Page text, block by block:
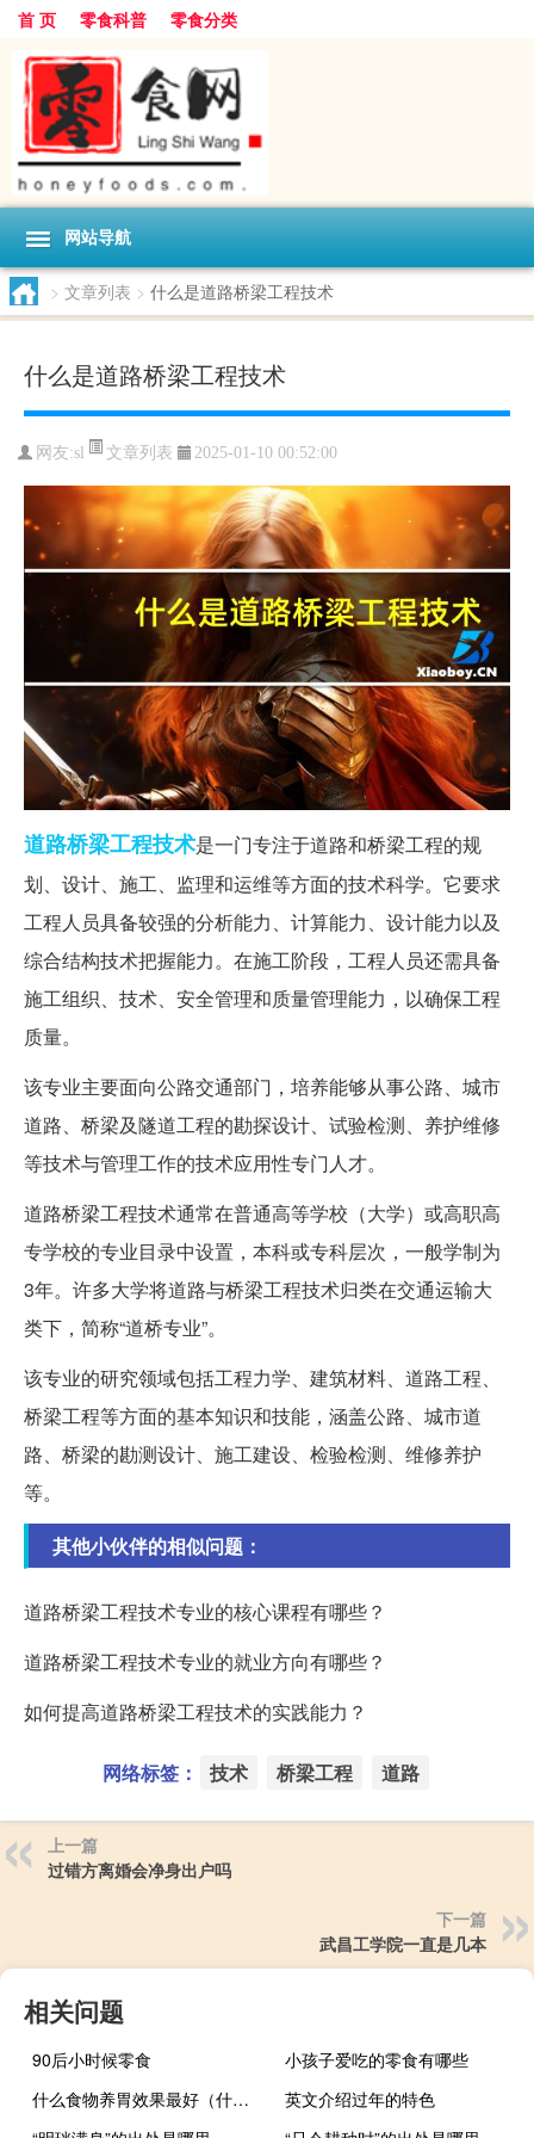
首 页 零食科普 零食分类
网站导航
> 文章列表 > 什么是道路桥梁工程技术
什么是道路桥梁工程技术
网友:sl 文章列表 2025-01-10 00:52:00
道路桥梁工程技术是一门专注于道路和桥梁工程的规
划、设计、施工、监理和运维等方面的技术科学。它要求
工程人员具备较强的分析能力、计算能力、设计能力以及
综合结构技术把握能力。在施工阶段，工程人员还需具备
施工组织、技术、安全管理和质量管理能力，以确保工程
质量。
该专业主要面向公路交通部门，培养能够从事公路、城市
道路、桥梁及隧道工程的勘探设计、试验检测、养护维修
等技术与管理工作的技术应用性专门人才。
道路桥梁工程技术通常在普通高等学校（大学）或高职高
专学校的专业目录中设置，本科或专科层次，一般学制为
3年。许多大学将道路与桥梁工程技术归类在交通运输大
类下，简称“道桥专业”。
该专业的研究领域包括工程力学、建筑材料、道路工程、
桥梁工程等方面的基本知识和技能，涵盖公路、城市道
路、桥梁的勘测设计、施工建设、检验检测、维修养护
等。
其他小伙伴的相似问题：
道路桥梁工程技术专业的核心课程有哪些？
道路桥梁工程技术专业的就业方向有哪些？
如何提高道路桥梁工程技术的实践能力？
网络标签： 技术 桥梁工程 道路
上一篇
过错方离婚会净身出户吗
下一篇
武昌工学院一直是几本
相关问题
90后小时候零食
小孩子爱吃的零食有哪些
什么食物养胃效果最好（什么食物养胃）
英文介绍过年的特色